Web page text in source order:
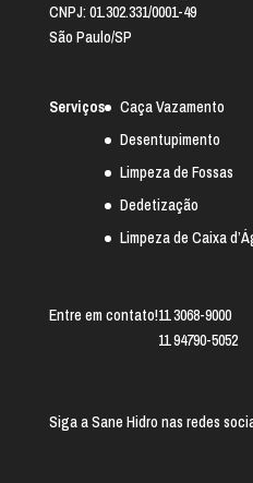
CNPJ: 01.302.331/0001-49
São Paulo/SP
Serviços
Caça Vazamento
Desentupimento
Limpeza de Fossas
Dedetização
Limpeza de Caixa
Entre em contato!11 3068-9000
11 94790-5052
Siga a Sane Hidro nas redes